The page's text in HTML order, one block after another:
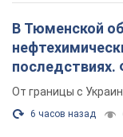
В Тюменской
последствиях.
От границы с
6 часов назад